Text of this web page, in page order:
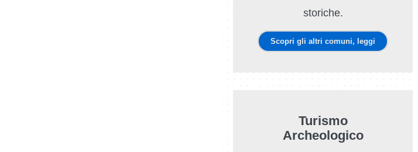
storiche.
Scopri gli altri comuni, leggi
Turismo
Archeologico